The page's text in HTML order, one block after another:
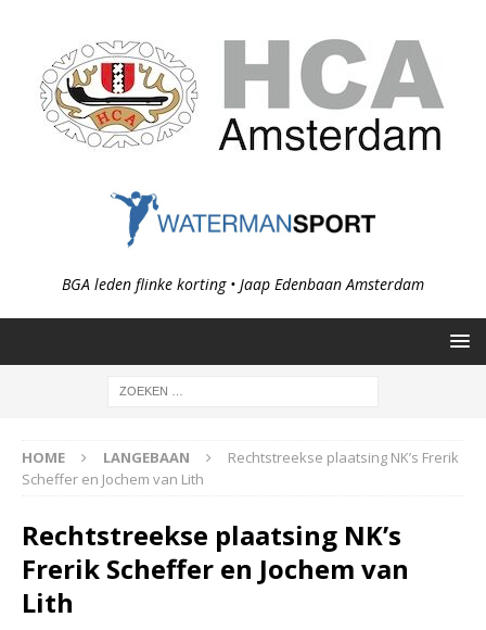
BGA leden flinke korting • Jaap Edenbaan Amsterdam
HOME LANGEBAAN
Rechtstreekse plaatsing NK’s Frerik
Scheffer en Jochem van Lith
Rechtstreekse plaatsing NK’s
Frerik Scheffer en Jochem van
Lith